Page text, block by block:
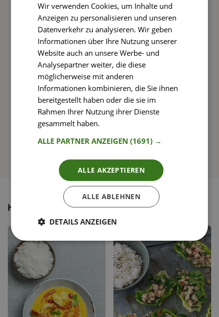
Kochen und Genießen
Rezepte mit einfachen Schritt-für-Schritt-
Anleitungen nachkochen
So funktioniert’s
Könnte dir auch gefallen
Wir verwenden Cookies, um Inhalte und
Anzeigen zu personalisieren und unseren
Datenverkehr zu analysieren. Wir geben
Informationen über Ihre Nutzung unserer
Website auch an unsere Werbe- und
Analysepartner weiter, die diese
möglicherweise mit anderen
Informationen kombinieren, die Sie ihnen
bereitgestellt haben oder die sie im
Rahmen Ihrer Nutzung ihrer Dienste
gesammelt haben.
ALLE PARTNER ANZEIGEN(1691) →
ALLE AKZEPTIEREN
ALLE ABLEHNEN
DETAILS ANZEIGEN